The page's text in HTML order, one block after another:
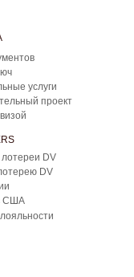
лотереи DV
США
услуги
проект
DV